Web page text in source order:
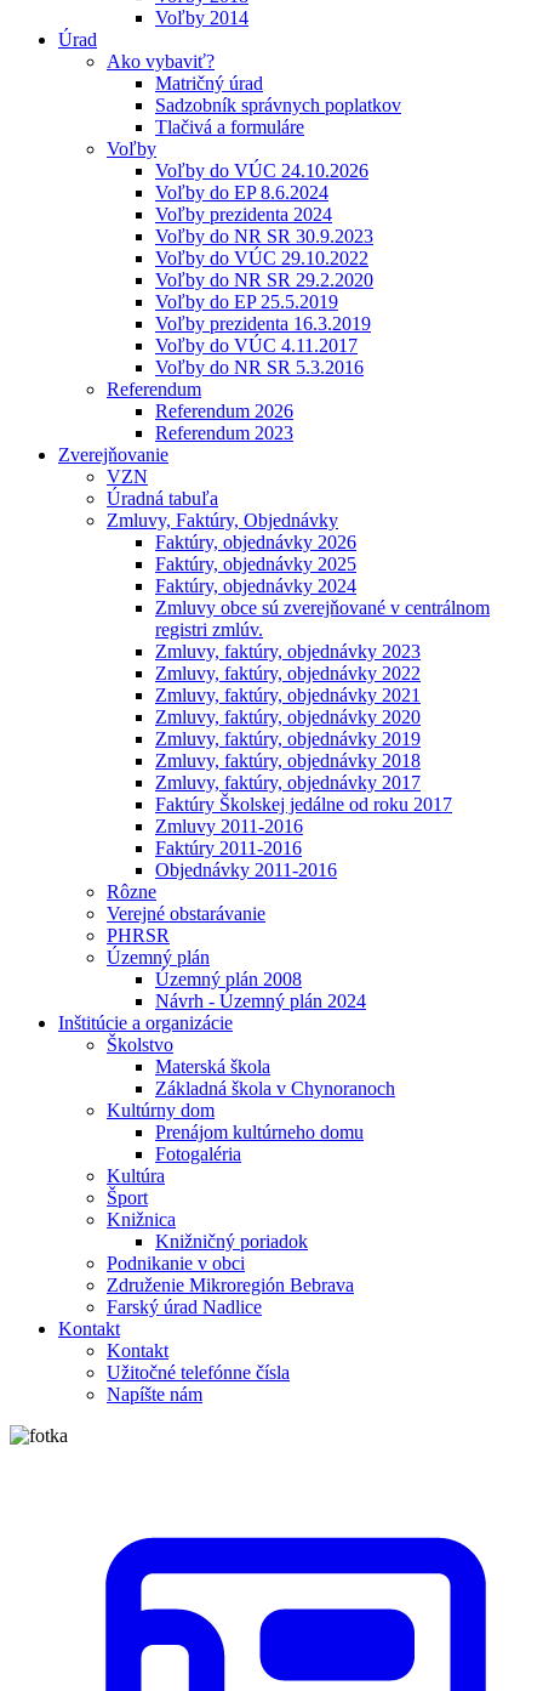
Voľby 2014
Úrad
Ako vybaviť?
Matričný úrad
Sadzobník správnych poplatkov
Tlačivá a formuláre
Voľby
Voľby do VÚC 24.10.2026
Voľby do EP 8.6.2024
Voľby prezidenta 2024
Voľby do NR SR 30.9.2023
Voľby do VÚC 29.10.2022
Voľby do NR SR 29.2.2020
Voľby do EP 25.5.2019
Voľby prezidenta 16.3.2019
Voľby do VÚC 4.11.2017
Voľby do NR SR 5.3.2016
Referendum
Referendum 2026
Referendum 2023
Zverejňovanie
VZN
Úradná tabuľa
Zmluvy, Faktúry, Objednávky
Faktúry, objednávky 2026
Faktúry, objednávky 2025
Faktúry, objednávky 2024
Zmluvy obce sú zverejňované v centrálnom
registri zmlúv.
Zmluvy, faktúry, objednávky 2023
Zmluvy, faktúry, objednávky 2022
Zmluvy, faktúry, objednávky 2021
Zmluvy, faktúry, objednávky 2020
Zmluvy, faktúry, objednávky 2019
Zmluvy, faktúry, objednávky 2018
Zmluvy, faktúry, objednávky 2017
Faktúry Školskej jedálne od roku 2017
Zmluvy 2011-2016
Faktúry 2011-2016
Objednávky 2011-2016
Rôzne
Verejné obstarávanie
PHRSR
Územný plán
Územný plán 2008
Návrh - Územný plán 2024
Inštitúcie a organizácie
Školstvo
Materská škola
Základná škola v Chynoranoch
Kultúrny dom
Prenájom kultúrneho domu
Fotogaléria
Kultúra
Šport
Knižnica
Knižničný poriadok
Podnikanie v obci
Združenie Mikroregión Bebrava
Farský úrad Nadlice
Kontakt
Kontakt
Užitočné telefónne čísla
Napíšte nám